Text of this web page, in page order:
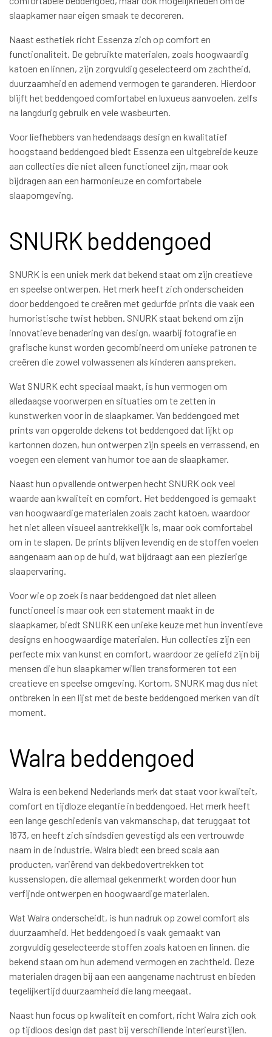
slaapkamer naar eigen smaak te decoreren.
Naast esthetiek richt Essenza zich op comfort en
functionaliteit. De gebruikte materialen, zoals hoogwaardig
katoen en linnen, zijn zorgvuldig geselecteerd om zachtheid,
duurzaamheid en ademend vermogen te garanderen. Hierdoor
blijft het beddengoed comfortabel en luxueus aanvoelen, zelfs
na langdurig gebruik en vele wasbeurten.
Voor liefhebbers van hedendaags design en kwalitatief
hoogstaand beddengoed biedt Essenza een uitgebreide keuze
aan collecties die niet alleen functioneel zijn, maar ook
bijdragen aan een harmonieuze en comfortabele
slaapomgeving.
SNURK beddengoed
SNURK is een uniek merk dat bekend staat om zijn creatieve
en speelse ontwerpen. Het merk heeft zich onderscheiden
door beddengoed te creëren met gedurfde prints die vaak een
humoristische twist hebben. SNURK staat bekend om zijn
innovatieve benadering van design, waarbij fotografie en
grafische kunst worden gecombineerd om unieke patronen te
creëren die zowel volwassenen als kinderen aanspreken.
Wat SNURK echt speciaal maakt, is hun vermogen om
alledaagse voorwerpen en situaties om te zetten in
kunstwerken voor in de slaapkamer. Van beddengoed met
prints van opgerolde dekens tot beddengoed dat lijkt op
kartonnen dozen, hun ontwerpen zijn speels en verrassend, en
voegen een element van humor toe aan de slaapkamer.
Naast hun opvallende ontwerpen hecht SNURK ook veel
waarde aan kwaliteit en comfort. Het beddengoed is gemaakt
van hoogwaardige materialen zoals zacht katoen, waardoor
het niet alleen visueel aantrekkelijk is, maar ook comfortabel
om in te slapen. De prints blijven levendig en de stoffen voelen
aangenaam aan op de huid, wat bijdraagt aan een plezierige
slaapervaring.
Voor wie op zoek is naar beddengoed dat niet alleen
functioneel is maar ook een statement maakt in de
slaapkamer, biedt SNURK een unieke keuze met hun inventieve
designs en hoogwaardige materialen. Hun collecties zijn een
perfecte mix van kunst en comfort, waardoor ze geliefd zijn bij
mensen die hun slaapkamer willen transformeren tot een
creatieve en speelse omgeving. Kortom, SNURK mag dus niet
ontbreken in een lijst met de beste beddengoed merken van dit
moment.
Walra beddengoed
Walra is een bekend Nederlands merk dat staat voor kwaliteit,
comfort en tijdloze elegantie in beddengoed. Het merk heeft
een lange geschiedenis van vakmanschap, dat teruggaat tot
1873, en heeft zich sindsdien gevestigd als een vertrouwde
naam in de industrie. Walra biedt een breed scala aan
producten, variërend van dekbedovertrekken tot
kussenslopen, die allemaal gekenmerkt worden door hun
verfijnde ontwerpen en hoogwaardige materialen.
Wat Walra onderscheidt, is hun nadruk op zowel comfort als
duurzaamheid. Het beddengoed is vaak gemaakt van
zorgvuldig geselecteerde stoffen zoals katoen en linnen, die
bekend staan om hun ademend vermogen en zachtheid. Deze
materialen dragen bij aan een aangename nachtrust en bieden
tegelijkertijd duurzaamheid die lang meegaat.
Naast hun focus op kwaliteit en comfort, richt Walra zich ook
op tijdloos design dat past bij verschillende interieurstijlen.